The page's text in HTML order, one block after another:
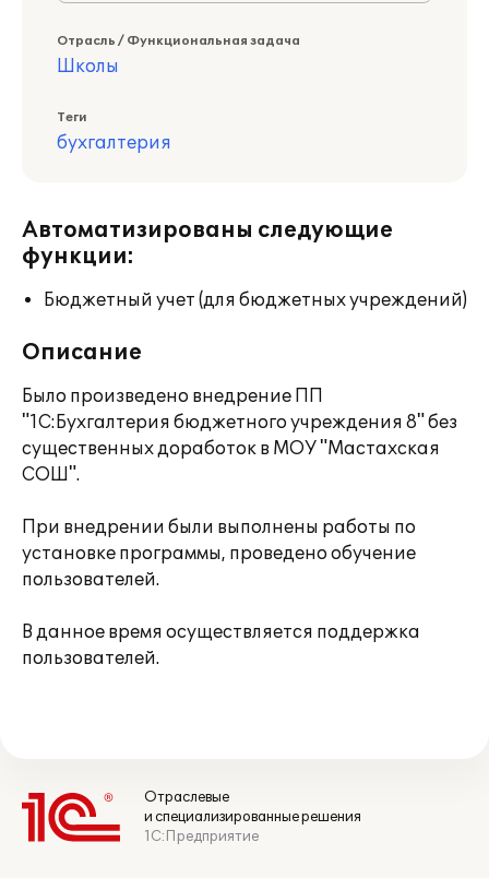
Отрасль / Функциональная задача
Школы
Теги
бухгалтерия
Автоматизированы следующие
функции:
Бюджетный учет (для бюджетных учреждений)
Описание
Было произведено внедрение ПП
"1С:Бухгалтерия бюджетного учреждения 8" без
существенных доработок в МОУ "Мастахская
СОШ".
При внедрении были выполнены работы по
установке программы, проведено обучение
пользователей.
В данное время осуществляется поддержка
пользователей.
Отраслевые
и специализированные решения
1С:Предприятие